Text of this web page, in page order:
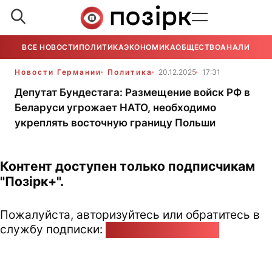
ВСЕ НОВОСТИ ПОЛИТИКАЭКОНОМИКАОБЩЕСТВОАНАЛИТИКА
Новости Германии Политика 20.12.2025 17:31
Депутат Бундестага: Размещение войск РФ в
Беларуси угрожает НАТО, необходимо
укреплять восточную границу Польши
Контент доступен только подписчикам
"Позірк+".
Пожалуйста, авторизуйтесь или обратитесь в
службу подписки: